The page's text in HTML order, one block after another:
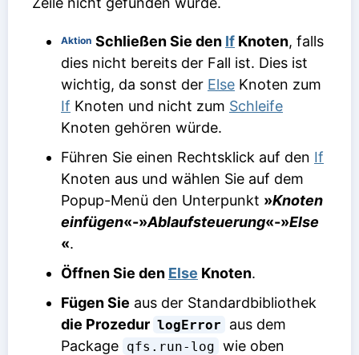
Aktion Schließen Sie den If Knoten, falls
dies nicht bereits der Fall ist. Dies ist
wichtig, da sonst der Else Knoten zum
If Knoten und nicht zum Schleife
Knoten gehören würde.
Führen Sie einen Rechtsklick auf den If
Knoten aus und wählen Sie auf dem
Popup-Menü den Unterpunkt »Knoten
einfügen«-»Ablaufsteuerung«-»Else
«.
Öffnen Sie den Else Knoten.
Fügen Sie aus der Standardbibliothek
die Prozedur logError
aus dem
Package qfs.run-log wie oben